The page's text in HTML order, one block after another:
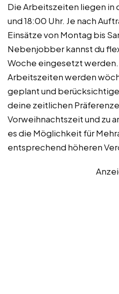
Die Arbeitszeiten liegen in
und 18:00 Uhr. Je nach
Einsätze von Montag bis
Nebenjobber kannst du
Woche eingesetzt
Arbeitszeiten werden
geplant und
deine zeitlichen
Vorweihnachtszeit und zu
es die Möglichkeit für
entsprechend höheren